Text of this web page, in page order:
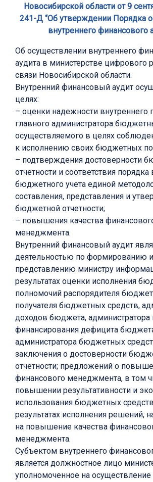
Новосибирской области от 9
241-Д “Об утверждении Порядка
внутреннего финансового
Об осуществлении внутреннего
аудита в министерстве цифрового
связи Новосибирской области.
Внутренний финансовый аудит
целях:
– оценки надежности внутреннего
главного администратора
осуществляемого в целях
к исполнению своих бюджетных
– подтверждения достоверности
отчетности и соответствия
бюджетного учета единой
составления, представления и
бюджетной отчетности;
– повышения качества
менеджмента.
Внутренний финансовый аудит
деятельностью по формированию и
представлению министру
результатах оценки исполнения
полномочий распорядителя
получателя бюджетных средств,
доходов бюджета, администратора
финансирования дефицита
администратора бюджетных
заключения о достоверности
отчетности; предложений о
финансового менеджмента, в том
повышении результативности и
использования бюджетных
результатах исполнения решений,
на повышение качества
менеджмента.
Субъектом внутреннего
является должностное лицо
уполномоченное на осуществление